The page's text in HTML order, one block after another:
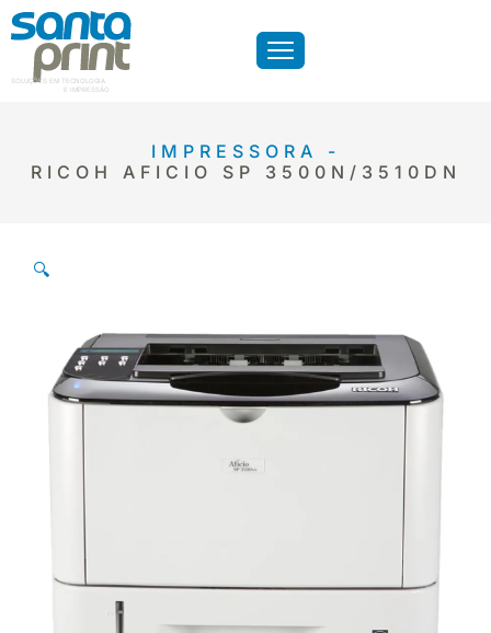
SOLUÇÕES EM TECNOLOGIA
E IMPRESSÃO
IMPRESSORA -
RICOH AFICIO SP 3500N/3510DN
🔍